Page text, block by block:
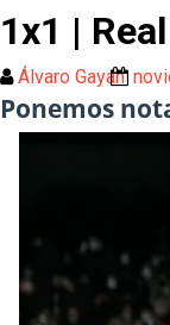
1x1 |
Álvaro Gayán
Ponemos